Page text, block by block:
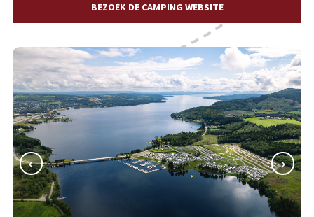
BEZOEK DE CAMPING WEBSITE
‹ ›